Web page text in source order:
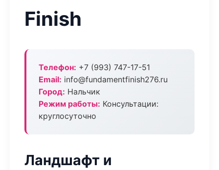
Finish
Телефон: +7 (993) 747-17-51
Email: info@fundamentfinish276.ru
Город: Нальчик
Режим работы: Консультации:
круглосуточно
Ландшафт и